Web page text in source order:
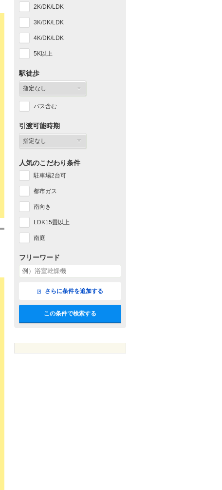
2K/DK/LDK
3K/DK/LDK
4K/DK/LDK
5K以上
駅徒歩
バス含む
引渡可能時期
人気のこだわり条件
駐車場2台可
都市ガス
南向き
LDK15畳以上
南庭
フリーワード
さらに条件を追加する
この条件で検索する